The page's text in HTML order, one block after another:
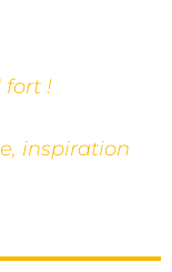
fort !
inspiration